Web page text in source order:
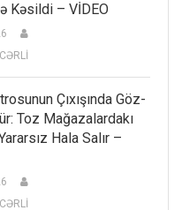
Kəsildi – VİDEO
Çıxışında Göz-
Toz Mağazalardakı
Hala Salır –